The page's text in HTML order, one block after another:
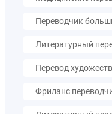
Переводчик
Литературный
Перевод
Фриланс